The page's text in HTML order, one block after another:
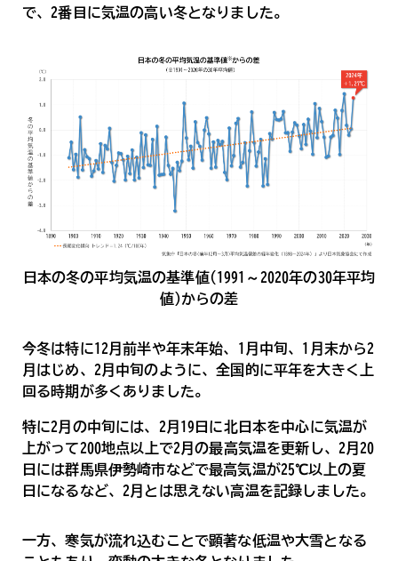
で、2番目に気温の高い冬となりました。
日本の冬の平均気温の基準値(1991～2020年の30年平均
値)からの差
今冬は特に12月前半や年末年始、1月中旬、1月末から2
月はじめ、2月中旬のように、全国的に平年を大きく上
回る時期が多くありました。
特に2月の中旬には、2月19日に北日本を中心に気温が
上がって200地点以上で2月の最高気温を更新し、2月20
日には群馬県伊勢崎市などで最高気温が25℃以上の夏
日になるなど、2月とは思えない高温を記録しました。
一方、寒気が流れ込むことで顕著な低温や大雪となる